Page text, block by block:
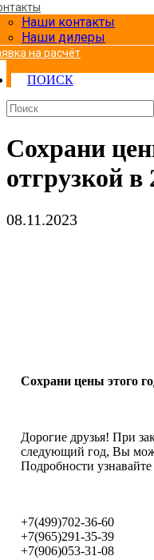
Наши контакты
Наши дилеры
на расчёт
ПОИСК
Сохрани
отгрузкой в
08.11.2023
Сохрани цены этого
Дорогие друзья! При
следующий год, Вы
Подробности
+7(499)702-36-60
+7(965)291-35-39
+7(906)053-31-08